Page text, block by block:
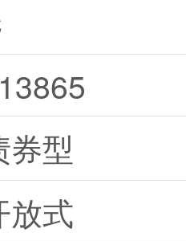
券型
放式